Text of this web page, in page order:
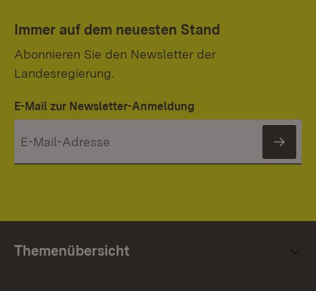
Immer auf dem neuesten Stand
Abonnieren Sie den Newsletter der
Landesregierung.
E-Mail zur Newsletter-Anmeldung
Themenübersicht